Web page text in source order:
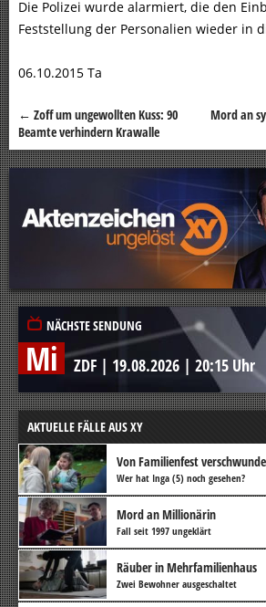
Die Polizei wurde alarmiert, die den
Feststellung der Personalien wieder in
06.10.2015 Ta
Beitragsnavigation
← Zoff um ungewollten Kuss: 90
Beamte verhindern Krawalle
Mord an
NÄCHSTE SENDUNG
Mi ZDF | 19.08.2026 | 20:15 Uhr
AKTUELLE FÄLLE AUS XY
Von Familienfest
Wer hat Inga (5) noch gesehen?
Mord an Millionärin
Fall seit 1997 ungeklärt
Räuber in Mehrfamilienhaus
Zwei Bewohner ausgeschaltet